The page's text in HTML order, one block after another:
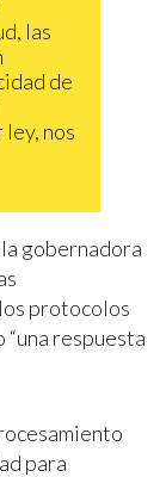
las
de
nos
gobernadora
protocolos
“una respuesta
para